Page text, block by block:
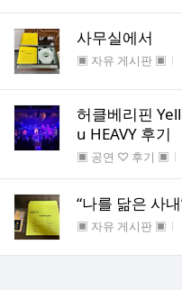
사무실에서
게시판명
▣ 자유 게시판 ▣
허클베리핀
u HEAVY 후기
게시판명
▣ 공연 ♡ 후기 ▣
“나를 닮은 사내
게시판명
▣ 자유 게시판 ▣